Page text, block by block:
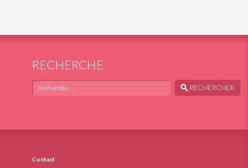
RECHERCHE
Chercher RECHERCHER
Contact